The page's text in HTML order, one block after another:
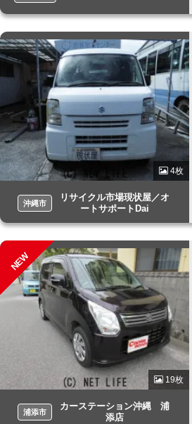
4枚
沖縄市
リサイクル市場現状屋／オ
ートサポートDai
NEW
19枚
浦添市
カーステーション沖縄 浦
添店